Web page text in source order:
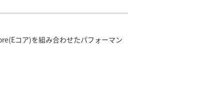
コア)を組み合わせたパフォーマン